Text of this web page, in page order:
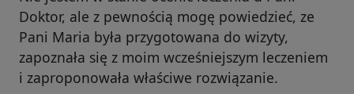
Doktor, ale z pewnością mogę powiedzieć, ze
Pani Maria była przygotowana do wizyty,
zapoznała się z moim wcześniejszym leczeniem
i zaproponowała właściwe rozwiązanie.